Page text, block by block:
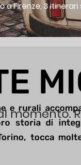
a Firenze, 3
momento.
e rurali
storia di
tocca